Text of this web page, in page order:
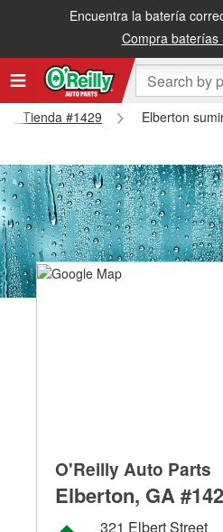
Encuentra la batería
Compra baterías
Tienda #1429
Elberton
O'Reilly Auto Parts
Elberton, GA
321 Elbert Street